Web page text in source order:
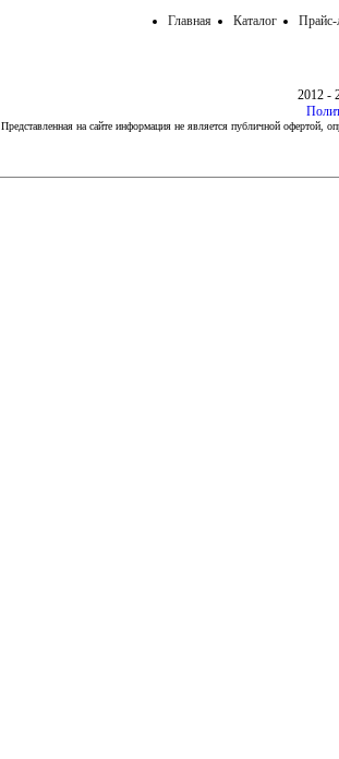
Главная Каталог Прайс-
2012 -
Представленная на сайте информация не является публичной